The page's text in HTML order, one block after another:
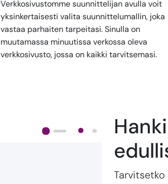
Verkkosivustomme suunnittelijan avulla voit
yksinkertaisesti valita suunnittelumallin, joka
vastaa parhaiten tarpeitasi. Sinulla on
muutamassa minuutissa verkossa oleva
verkkosivusto, jossa on kaikki tarvitsemasi.
Tarvitsetko